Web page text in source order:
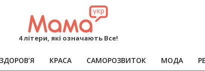
MAMA
4 літери, які означають Все!
Primary
ЗДОРОВ’Я КРАСА САМОРОЗВИТОК МОДА